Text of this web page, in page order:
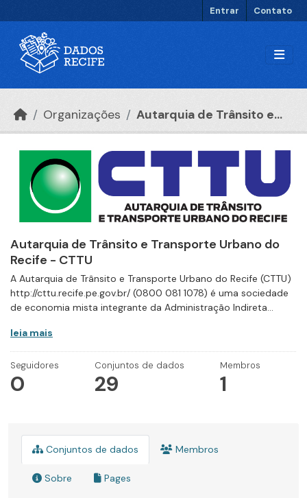
Entrar Contato
Organizações Autarquia de Trânsito e...
Autarquia de Trânsito e Transporte Urbano do
Recife - CTTU
A Autarquia de Trânsito e Transporte Urbano do Recife (CTTU)
http://cttu.recife.pe.gov.br/ (0800 081 1078) é uma sociedade
de economia mista integrante da Administração Indireta...
leia mais
Seguidores
0
Conjuntos de dados
29
Membros
1
Conjuntos de dados Membros
Sobre Pages